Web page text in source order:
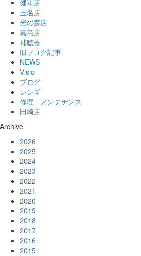
健軍店
玉名店
光の森店
嘉島店
補聴器
旧ブログ記事
NEWS
Visio
ブログ
レンズ
修理・メンテナンス
田崎店
Archive
2026
2025
2024
2023
2022
2021
2020
2019
2018
2017
2016
2015